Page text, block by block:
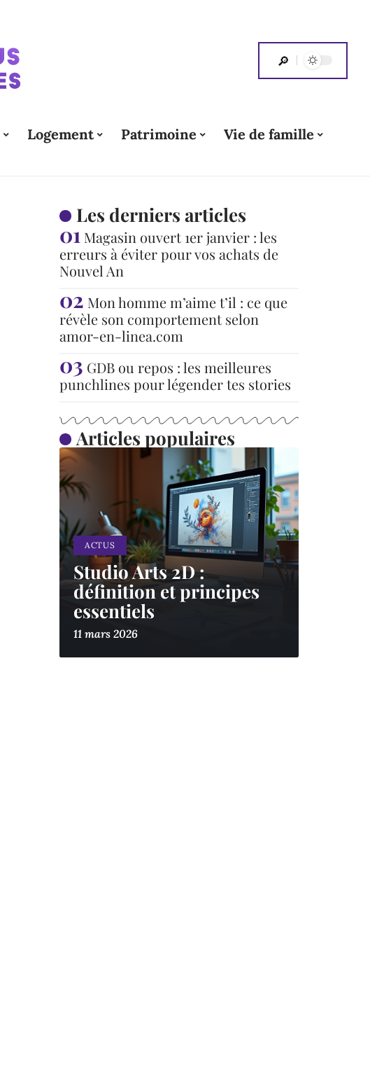
Logement Patrimoine
Vie de famille
Les derniers articles
Magasin ouvert 1er janvier : les
erreurs à éviter pour vos achats de
Nouvel An
Mon homme m’aime t’il : ce que
révèle son comportement selon
amor-en-linea.com
GDB ou repos : les meilleures
punchlines pour légender tes stories
Articles populaires
ACTUS
Studio Arts 2D :
définition et principes
essentiels
11 mars 2026